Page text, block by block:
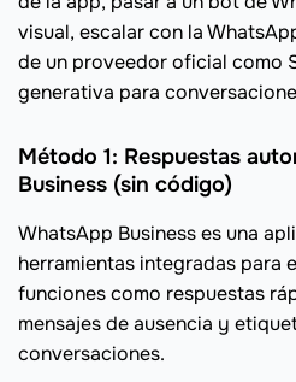
visual, escalar con la
de un proveedor oficial como
generativa para
Método 1: Respuestas
Business (sin código)
WhatsApp Business es una
herramientas integradas para
funciones como respuestas
mensajes de ausencia y
conversaciones.